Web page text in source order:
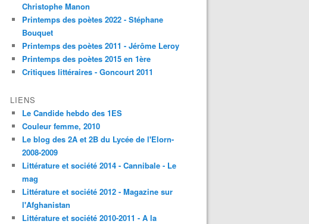
Christophe Manon
Printemps des poètes 2022 - Stéphane
Bouquet
Printemps des poètes 2011 - Jérôme Leroy
Printemps des poètes 2015 en 1ère
Critiques littéraires - Goncourt 2011
LIENS
Le Candide hebdo des 1ES
Couleur femme, 2010
Le blog des 2A et 2B du Lycée de l'Elorn-
2008-2009
Littérature et société 2014 - Cannibale - Le
mag
Littérature et société 2012 - Magazine sur
l'Afghanistan
Littérature et société 2010-2011 - A la